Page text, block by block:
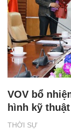
THỜI SỰ
VOV bổ
hình kỹ